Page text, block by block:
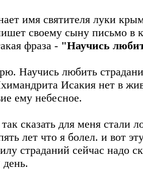
имя святителя луки
своему сыну письмо в
фраза - "Научись
Научись любить
Исакия нет в
ему небесное.
сказать для меня стали
лет что я болел. и вот
страданий сейчас надо